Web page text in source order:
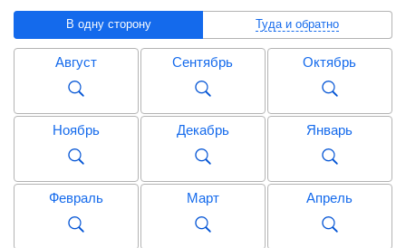
В одну сторону Туда и обратно
Август Сентябрь Октябрь
Ноябрь Декабрь Январь
Февраль Март Апрель